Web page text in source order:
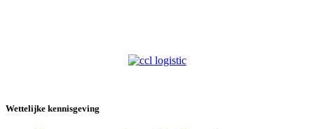
Wettelijke kennisgeving